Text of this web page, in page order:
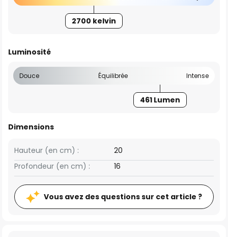
2700 kelvin
Luminosité
Douce Équilibrée Intense
461 Lumen
Dimensions
Hauteur (en cm) :
20
Profondeur (en cm) :
16
Vous avez des questions sur cet article ?